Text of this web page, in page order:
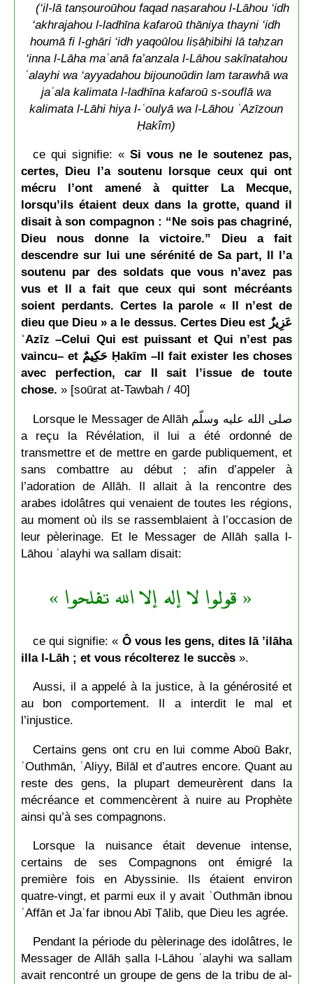
(‘il-lā tanṣouroūhou faqad naṣarahou l-Lāhou ‘idh
‘akhrajahou l-ladhīna kafaroū thāniya thayni ‘idh
houmā fi l-ghāri ‘idh yaqoūlou liṣāḥibihi lā taḥzan
‘inna l-Lāha maʿanā fa’anzala l-Lāhou sakīnatahou
ʿalayhi wa ‘ayyadahou bijounoūdin lam tarawhā wa
jaʿala kalimata l-ladhīna kafaroū s-souflā wa
kalimata l-Lāhi hiya l-ʿoulyā wa l-Lāhou ʿAzīzoun
Ḥakîm)
ce qui signifie: «Si vous ne le soutenez pas,
certes, Dieu l’a soutenu lorsque ceux qui ont
mécru l’ont amené à quitter La Mecque,
lorsqu’ils étaient deux dans la grotte, quand il
disait à son compagnon : “Ne sois pas chagriné,
Dieu nous donne la victoire.” Dieu a fait
descendre sur lui une sérénité de Sa part, Il l’a
soutenu par des soldats que vous n’avez pas
vus et Il a fait que ceux qui sont mécréants
soient perdants. Certes la parole « Il n’est de
dieu que Dieu » a le dessus. Certes Dieu est عَزِيزٌ
ʿAzīz –Celui Qui est puissant et Qui n’est pas
vaincu– et حَكِيمٌ Ḥakīm –Il fait exister les choses
avec perfection, car Il sait l’issue de toute
chose. » [soūrat at-Tawbah / 40]
Lorsque le Messager de Allāh صلى الله عليه وسلّم
a reçu la Révélation, il lui a été ordonné de
transmettre et de mettre en garde publiquement, et
sans combattre au début ; afin d’appeler à
l’adoration de Allāh. Il allait à la rencontre des
arabes idolâtres qui venaient de toutes les régions,
au moment où ils se rassemblaient à l’occasion de
leur pèlerinage. Et le Messager de Allāh ṣalla l-
Lāhou ʿalayhi wa sallam disait:
« قولوا لا إله إلا الله تفلحوا »
ce qui signifie: « Ô vous les gens, dites lā ’ilāha
illa l-Lāh ; et vous récolterez le succès».
Aussi, il a appelé à la justice, à la générosité et
au bon comportement. Il a interdit le mal et
l’injustice.
Certains gens ont cru en lui comme Aboū Bakr,
ʿOuthmān, ʿAliyy, Bilāl et d’autres encore. Quant au
reste des gens, la plupart demeurèrent dans la
mécréance et commencèrent à nuire au Prophète
ainsi qu’à ses compagnons.
Lorsque la nuisance était devenue intense,
certains de ses Compagnons ont émigré la
première fois en Abyssinie. Ils étaient environ
quatre-vingt, et parmi eux il y avait ʿOuthmān ibnou
ʿAffān et Jaʿfar ibnou Abī Ṭālib, que Dieu les agrée.
Pendant la période du pèlerinage des idolâtres, le
Messager de Allāh ṣalla l-Lāhou ʿalayhi wa sallam
avait rencontré un groupe de gens de la tribu de al-